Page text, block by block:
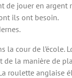
de jouer en argent
ils ont besoin.
cour de l’école.
la manière de
roulette anglaise